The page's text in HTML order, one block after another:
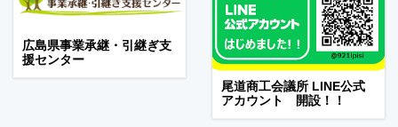
広島県事業承継・引継ぎ支
援センター
尾道商工会議所 LINE公式
アカウント 開設！！